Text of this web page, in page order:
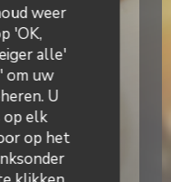
weer
'OK,
alle'
om uw
U
op elk
op het